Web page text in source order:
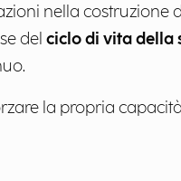
nella costruzione
del ciclo di vita della
la propria